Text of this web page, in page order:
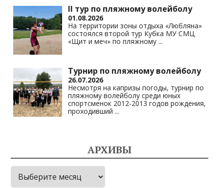
II тур по пляжному волейболу
01.08.2026
На территории зоны отдыха «Любляна»
состоялся второй тур Кубка МУ СМЦ
«Щит и меч» по пляжному ...
Турнир по пляжному волейболу
26.07.2026
Несмотря на капризы погоды, турнир по
пляжному волейболу среди юных
спортсменок 2012-2013 годов рождения,
проходивший ...
АРХИВЫ
Архивы